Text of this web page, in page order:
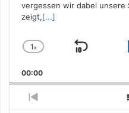
vergessen wir dabei unsere
zeigt,[...]
Change
Rate
1x
Skip
00:00
Previous